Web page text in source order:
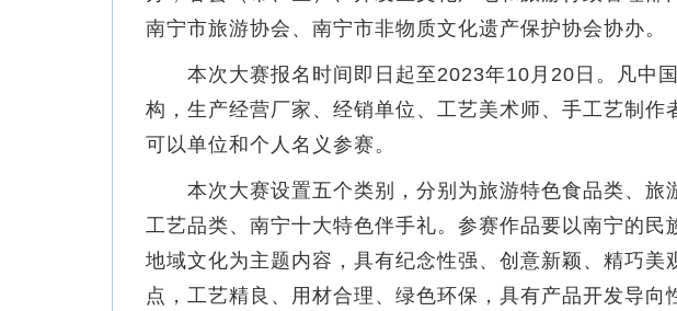
南宁市旅游协会、南宁市非物质文化遗产保护协会协办。
本次大赛报名时间即日起至2023年10月20日。凡中国
构，生产经营厂家、经销单位、工艺美术师、手工艺制作
可以单位和个人名义参赛。
本次大赛设置五个类别，分别为旅游特色食品类、旅
工艺品类、南宁十大特色伴手礼。参赛作品要以南宁的民
地域文化为主题内容，具有纪念性强、创意新颖、精巧美
点，工艺精良、用材合理、绿色环保，具有产品开发导向